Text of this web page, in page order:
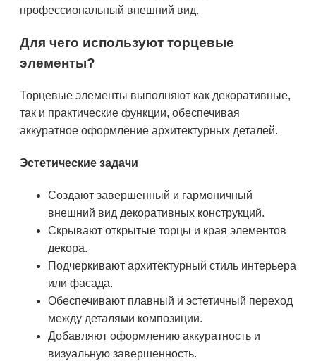
профессиональный внешний вид.
Для чего используют торцевые
элементы?
Торцевые элементы выполняют как декоративные,
так и практические функции, обеспечивая
аккуратное оформление архитектурных деталей.
Эстетические задачи
Создают завершенный и гармоничный
внешний вид декоративных конструкций.
Скрывают открытые торцы и края элементов
декора.
Подчеркивают архитектурный стиль интерьера
или фасада.
Обеспечивают плавный и эстетичный переход
между деталями композиции.
Добавляют оформлению аккуратность и
визуальную завершенность.